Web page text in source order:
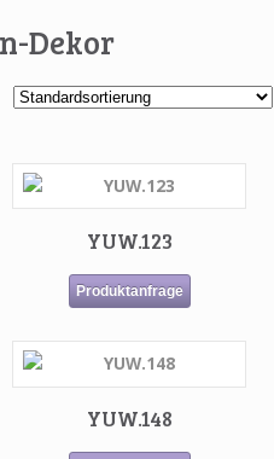
Dekor
YUW.123
Produktanfrage
YUW.148